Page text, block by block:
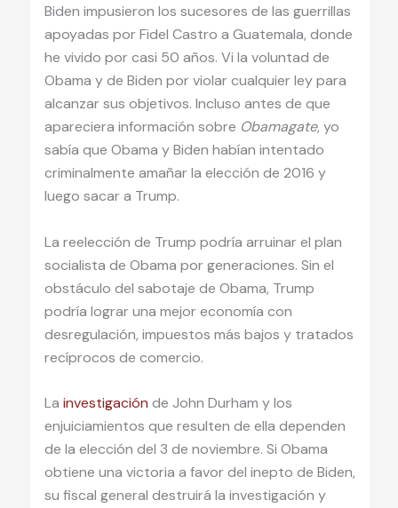
Biden impusieron los sucesores de las guerrillas
apoyadas por Fidel Castro a Guatemala, donde
he vivido por casi 50 años. Vi la voluntad de
Obama y de Biden por violar cualquier ley para
alcanzar sus objetivos. Incluso antes de que
apareciera información sobre Obamagate, yo
sabía que Obama y Biden habían intentado
criminalmente amañar la elección de 2016 y
luego sacar a Trump.
La reelección de Trump podría arruinar el plan
socialista de Obama por generaciones. Sin el
obstáculo del sabotaje de Obama, Trump
podría lograr una mejor economía con
desregulación, impuestos más bajos y tratados
recíprocos de comercio.
La investigación de John Durham y los
enjuiciamientos que resulten de ella dependen
de la elección del 3 de noviembre. Si Obama
obtiene una victoria a favor del inepto de Biden,
su fiscal general destruirá la investigación y